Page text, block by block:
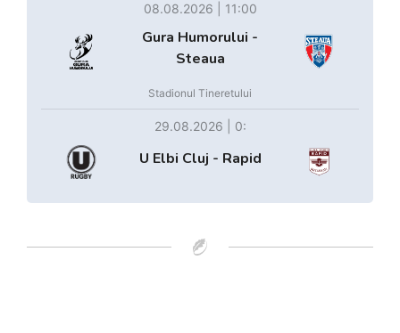
08.08.2026 | 11:00
Gura Humorului -
Steaua
Stadionul Tineretului
29.08.2026 | 0:
U Elbi Cluj - Rapid